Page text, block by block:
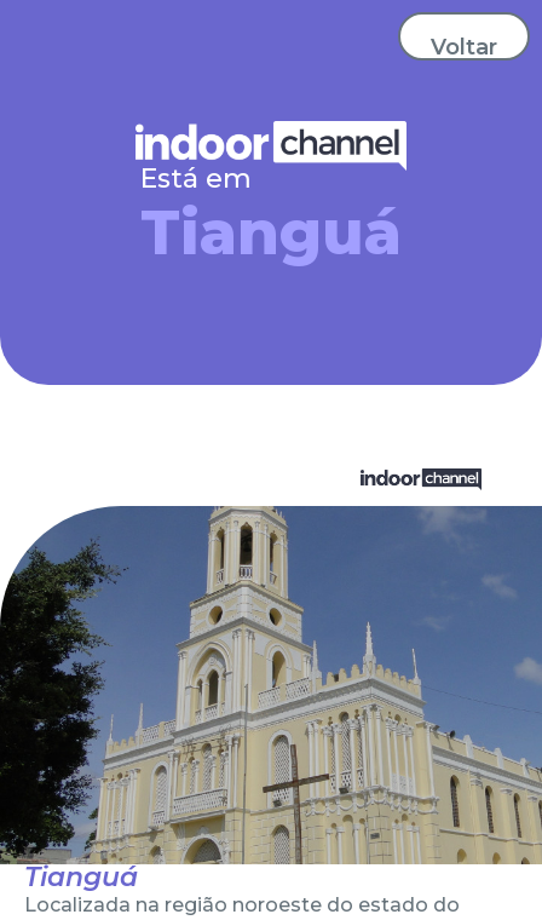
Voltar
Está em
Tianguá
Tianguá
Localizada na região noroeste do estado do